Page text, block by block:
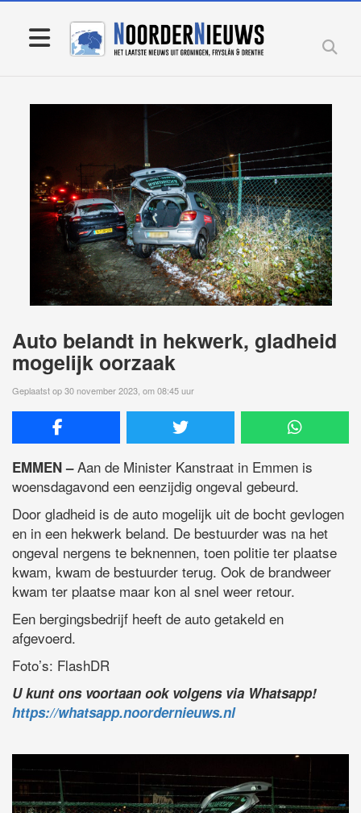
Auto belandt in hekwerk, gladheid
mogelijk oorzaak
Geplaatst op 30 november 2023, om 08:45 uur
EMMEN –Aan de Minister Kanstraat in Emmen is
woensdagavond een eenzijdig ongeval gebeurd.
Door gladheid is de auto mogelijk uit de bocht gevlogen
en in een hekwerk beland. De bestuurder was na het
ongeval nergens te beknennen, toen politie ter plaatse
kwam, kwam de bestuurder terug. Ook de brandweer
kwam ter plaatse maar kon al snel weer retour.
Een bergingsbedrijf heeft de auto getakeld en
afgevoerd.
Foto’s: FlashDR
U kunt ons voortaan ook volgens via Whatsapp!
https://whatsapp.noordernieuws.nl